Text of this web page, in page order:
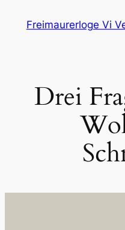
InhaltFreimaurerloge Vi
Drei